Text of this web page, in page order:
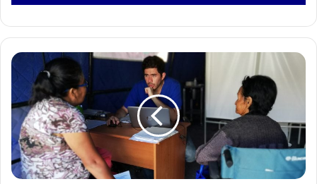
D
s
d
e
s
t
e